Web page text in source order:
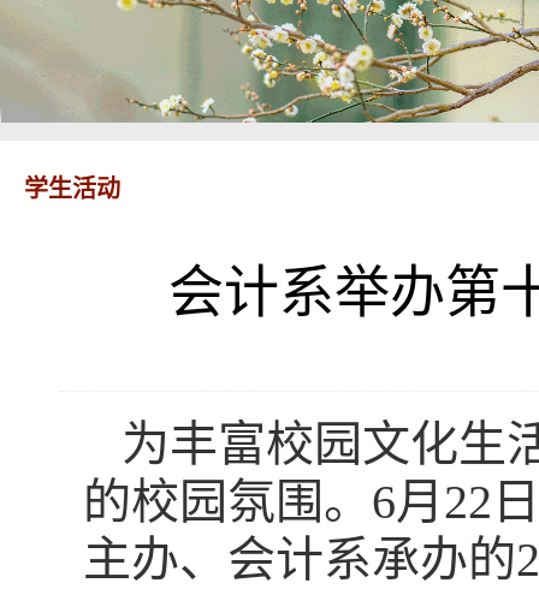
学生活动
会计系举办第
为丰富校园文化生
的校园氛围。6月22
主办、会计系承办的